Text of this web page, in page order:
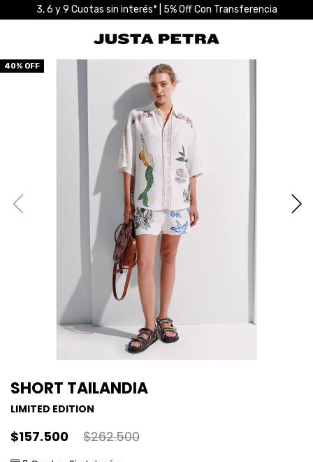
3, 6 y 9 Cuotas sin interés* | 5% Off Con Transferencia
40% OFF
SHORT TAILANDIA
LIMITED EDITION
$157.500 $262.500